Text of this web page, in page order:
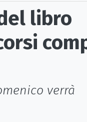
libro
verrà